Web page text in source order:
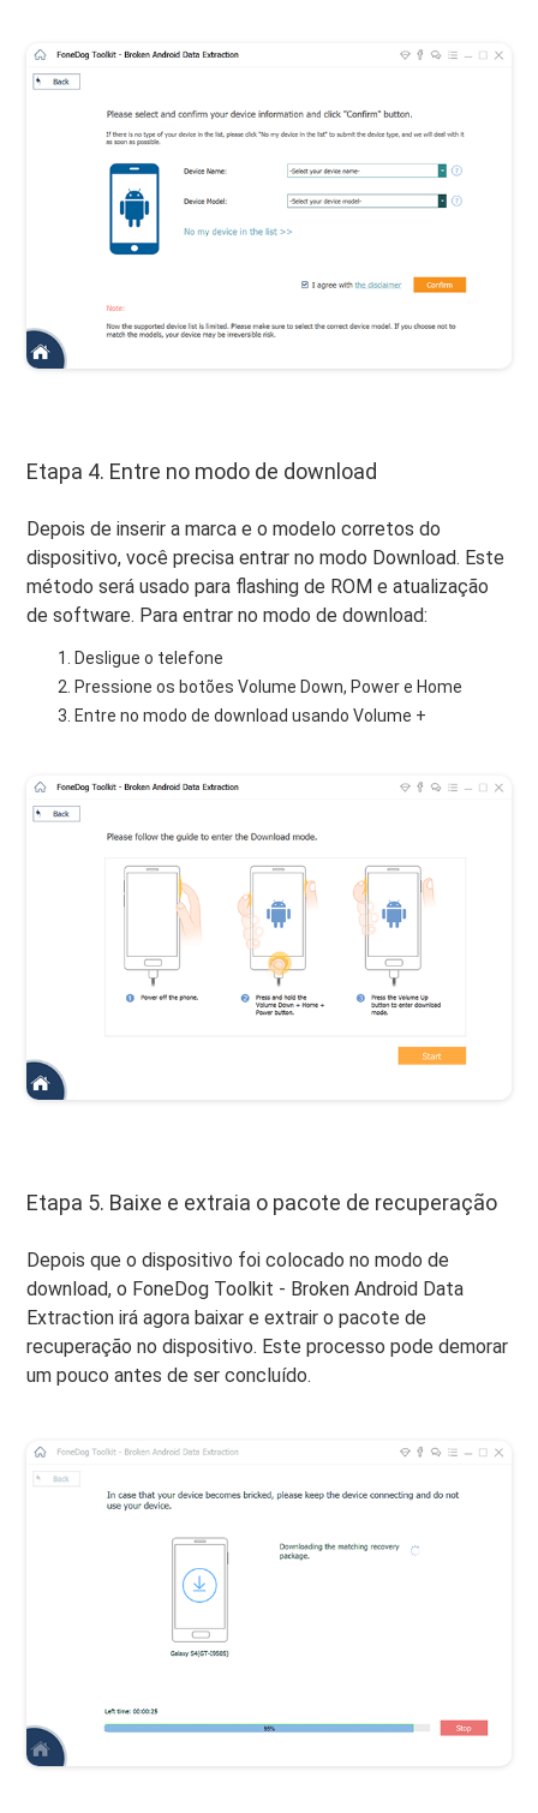
Etapa 4. Entre no modo de download
Depois de inserir a marca e o modelo corretos do
dispositivo, você precisa entrar no modo Download. Este
método será usado para flashing de ROM e atualização
de software. Para entrar no modo de download:
Desligue o telefone
Pressione os botões Volume Down, Power e Home
Entre no modo de download usando Volume +
Etapa 5. Baixe e extraia o pacote de recuperação
Depois que o dispositivo foi colocado no modo de
download, o FoneDog Toolkit - Broken Android Data
Extraction irá agora baixar e extrair o pacote de
recuperação no dispositivo. Este processo pode demorar
um pouco antes de ser concluído.